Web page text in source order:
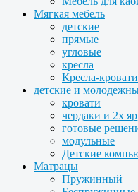
Мягкая мебель
детские
прямые
угловые
кресла
Кресла-кровати
детские и
кровати
чердаки и 2х
готовые
модульные
Детские
Матрацы
Пружинный